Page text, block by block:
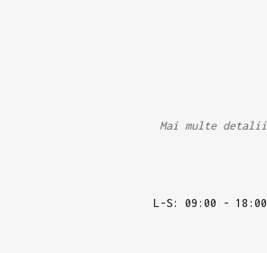
Mai multe detalii
L-S: 09:00 - 18:00